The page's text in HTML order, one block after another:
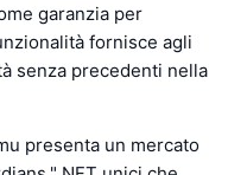
garanzia per
fornisce agli
senza precedenti nella
presenta un mercato